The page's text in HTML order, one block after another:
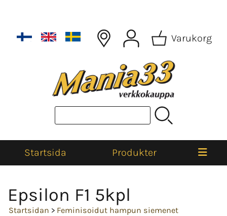
Varukorg
Startsida Produkter
Epsilon F1 5kpl
Startsidan > Feminisoidut hampun siemenet